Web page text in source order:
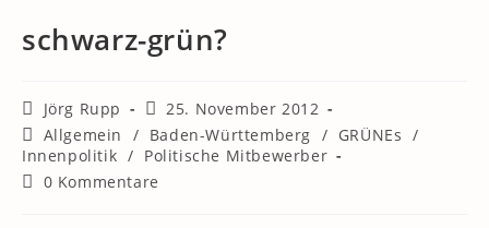
schwarz-grün?
Beitrags-
Autor:
Jörg Rupp
Beitrag
veröffentlicht:
25. November 2012
Beitrags-
Kategorie:
Allgemein / Baden-Württemberg / GRÜNEs /
Innenpolitik / Politische Mitbewerber
Beitrags-
0 Kommentare